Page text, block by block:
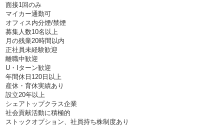
面接1回のみ
マイカー通勤可
オフィス内分煙/禁煙
募集人数10名以上
月の残業20時間以内
正社員未経験歓迎
離職中歓迎
U・Iターン歓迎
年間休日120日以上
産休・育休実績あり
設立20年以上
シェアトップクラス企業
社会貢献活動に積極的
ストックオプション、社員持ち株制度あり